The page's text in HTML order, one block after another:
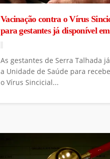
Vacinação contra o Vírus
para gestantes já disponível
As gestantes de Serra Talhada
a Unidade de Saúde para
o Vírus Sincicial...